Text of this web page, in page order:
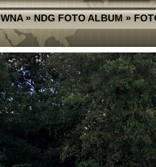
»NDG FOTO ALBUM»